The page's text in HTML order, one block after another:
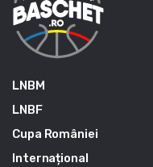
LNBM
LNBF
Cupa României
Internațional